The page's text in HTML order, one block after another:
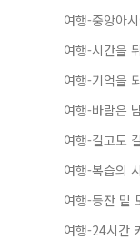
여행-중앙아
여행-시간을
여행-기억을
여행-바람은
여행-길고도
여행-복습의
여행-등잔 밑
여행-24시간